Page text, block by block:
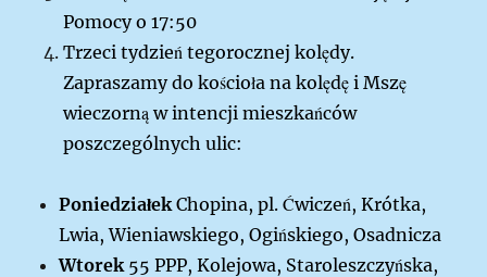
Pomocy o 17:50
Trzeci tydzień tegorocznej kolędy.
Zapraszamy do kościoła na kolędę i Mszę
wieczorną w intencji mieszkańców
poszczególnych ulic:
PoniedziałekChopina, pl. Ćwiczeń, Krótka,
Lwia, Wieniawskiego, Ogińskiego, Osadnicza
Wtorek55 PPP, Kolejowa, Staroleszczyńska,